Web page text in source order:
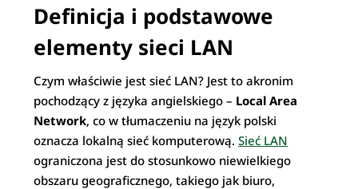
Definicja i podstawowe
elementy sieci LAN
Czym właściwie jest sieć LAN? Jest to akronim
pochodzący z języka angielskiego – Local Area
Network, co w tłumaczeniu na język polski
oznacza lokalną sieć komputerową.Sieć LAN
ograniczona jest do stosunkowo niewielkiego
obszaru geograficznego, takiego jak biuro,